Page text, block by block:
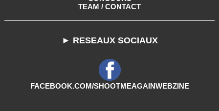
TEAM / CONTACT
► RESEAUX SOCIAUX
FACEBOOK.COM/SHOOTMEAGAINWEBZINE